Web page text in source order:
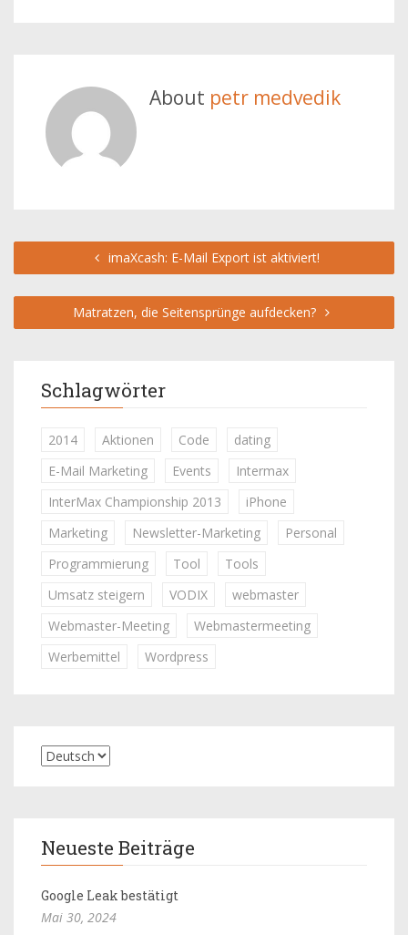
About petr medvedik
imaXcash: E-Mail Export ist aktiviert!
Matratzen, die Seitensprünge aufdecken?
Schlagwörter
2014 Aktionen Code
dating
E-Mail Marketing
Events
Intermax
InterMax Championship 2013
iPhone
Marketing
Newsletter-Marketing
Personal
Programmierung
Tool
Tools
Umsatz steigern
VODIX
webmaster
Webmaster-Meeting
Webmastermeeting
Werbemittel
Wordpress
Neueste Beiträge
Google Leak bestätigt
Mai 30, 2024